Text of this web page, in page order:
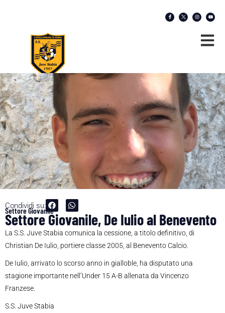
Condividi su:
Settore Giovanile
Settore Giovanile, De Iulio al Benevento
La S.S. Juve Stabia comunica la cessione, a titolo definitivo, di
Christian De Iulio, portiere classe 2005, al Benevento Calcio.
De Iulio, arrivato lo scorso anno in gialloble, ha disputato una
stagione importante nell’Under 15 A-B allenata da Vincenzo
Franzese.
S.S. Juve Stabia